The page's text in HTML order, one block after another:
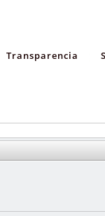
Transparencia